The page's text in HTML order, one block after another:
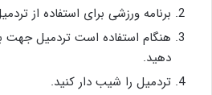
برنامه ورزشی برای استفاده از
هنگام استفاده است تردمیل جهت
دهید.
تردمیل را شیب دار کنید.